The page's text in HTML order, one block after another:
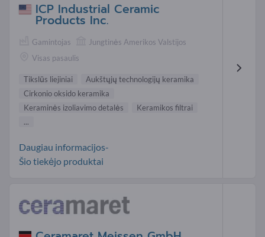
ICP Industrial Ceramic
Products Inc.
Gamintojas
Jungtinės Amerikos Valstijos
Visas pasaulis
Tikslūs liejiniai
Aukštųjų technologijų keramika
Cirkonio oksido keramika
Keraminės izoliavimo detalės
Keramikos filtrai
...
Daugiau informacijos-
Šio tiekėjo produktai